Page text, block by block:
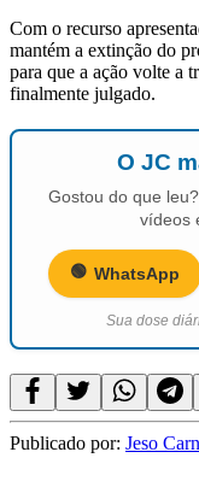
Com o recurso
mantém a extinção do
para que a ação volte a
finalmente julgado.
O JC
Gostou do que
vídeos
🟢 WhatsApp
Sua dose
Publicado por: Jeso